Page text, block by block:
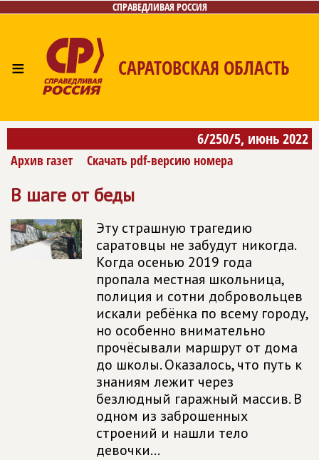
СПРАВЕДЛИВАЯ РОССИЯ
≡ САРАТОВСКАЯ ОБЛАСТЬ
Главная Новости Лица Фото/Видео
Газета
Контакты
Поиск6/250/5, июнь 2022
Архив газет Скачать pdf-версию номера
В шаге от беды
Эту страшную трагедию
саратовцы не забудут никогда.
Когда осенью 2019 года
пропала местная школьница,
полиция и сотни добровольцев
искали ребёнка по всему городу,
но особенно внимательно
прочёсывали маршрут от дома
до школы. Оказалось, что путь к
знаниям лежит через
безлюдный гаражный массив. В
одном из заброшенных
строений и нашли тело
девочки...